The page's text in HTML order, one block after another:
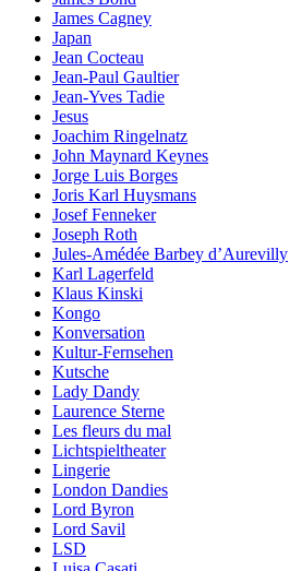
James Cagney
Japan
Jean Cocteau
Jean-Paul Gaultier
Jean-Yves Tadie
Jesus
Joachim Ringelnatz
John Maynard Keynes
Jorge Luis Borges
Joris Karl Huysmans
Josef Fenneker
Joseph Roth
Jules-Amédée Barbey d’Aurevilly
Karl Lagerfeld
Klaus Kinski
Kongo
Konversation
Kultur-Fernsehen
Kutsche
Lady Dandy
Laurence Sterne
Les fleurs du mal
Lichtspieltheater
Lingerie
London Dandies
Lord Byron
Lord Savil
LSD